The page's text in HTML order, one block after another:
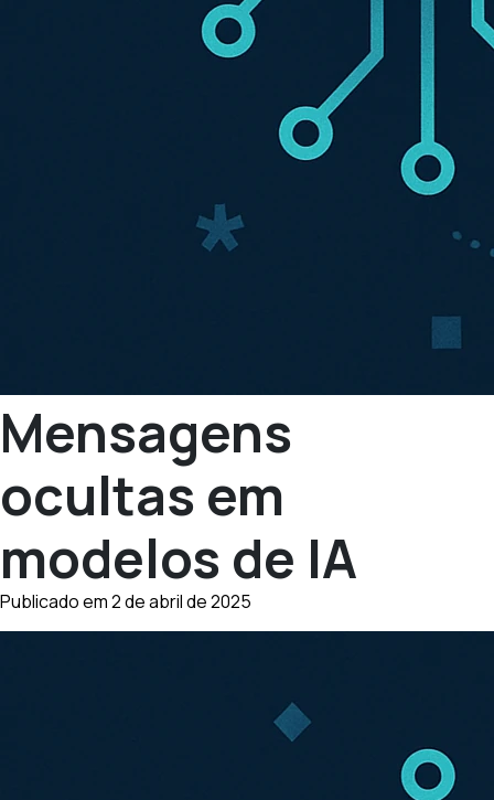
Mensagens
ocultas em
modelos de IA
Publicado em 2 de abril de 2025